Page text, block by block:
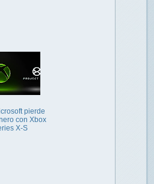
pierde
con Xbox
X-S